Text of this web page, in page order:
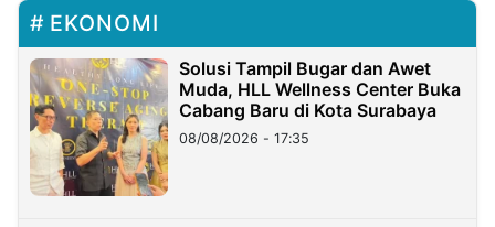
EKONOMI
Solusi Tampil Bugar dan Awet
Muda, HLL Wellness Center Buka
Cabang Baru di Kota Surabaya
08/08/2026 - 17:35